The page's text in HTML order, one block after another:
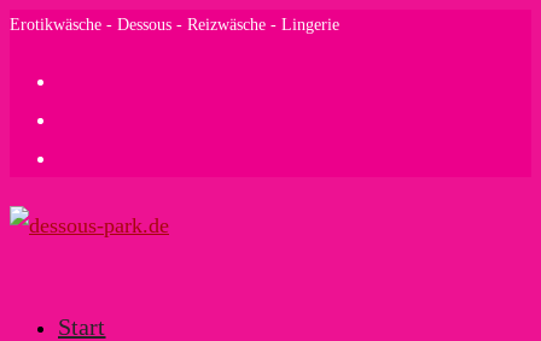
Zum
Erotikwäsche - Dessous - Reizwäsche - Lingerie
Start